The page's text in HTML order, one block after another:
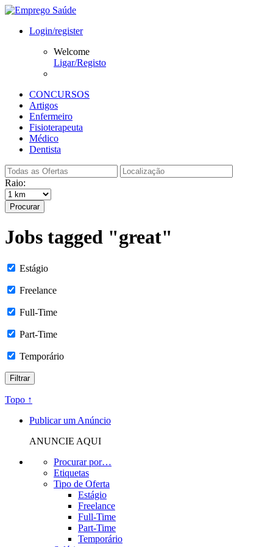
Login/register
Welcome
Ligar/Registo
CONCURSOS
Artigos
Enfermeiro
Fisioterapeuta
Médico
Dentista
Raio:
Procurar
Jobs tagged "great"
Estágio
Freelance
Full-Time
Part-Time
Temporário
Topo ↑
Publicar um Anúncio
ANUNCIE AQUI
Procurar por…
Etiquetas
Tipo de Oferta
Estágio
Freelance
Full-Time
Part-Time
Temporário